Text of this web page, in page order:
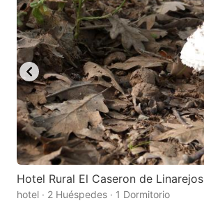
Hotel Rural El Caseron de Linarejos
hotel · 2 Huéspedes · 1 Dormitorio